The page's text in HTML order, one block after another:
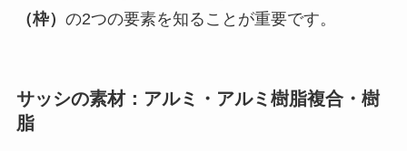
（枠） の2つの要素を知ることが重要です。
サッシの素材：アルミ・アルミ樹脂複合・樹
脂